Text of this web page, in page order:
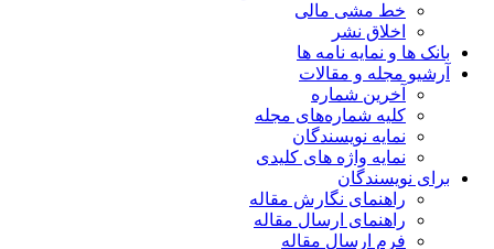
خط مشی مالی
اخلاق نشر
بانک ها و نمایه نامه ها
آرشیو مجله و مقالات
آخرین شماره
کلیه شماره‌های مجله
نمایه نویسندگان
نمایه واژه های کلیدی
برای نویسندگان
راهنمای نگارش مقاله
راهنمای ارسال مقاله
فرم ارسال مقاله